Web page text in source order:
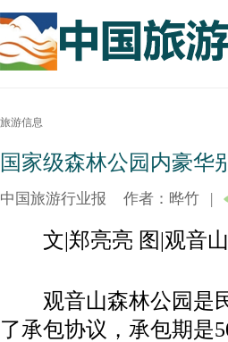
旅游信息
国家级森林公园内豪华
中国旅游行业报 作者：晔竹 |
文|郑亮亮 图|观音山
观音山森林公园是民
了承包协议，承包期是